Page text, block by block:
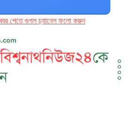
পেতে গুগল চ‌্যানেল ফলো করুন